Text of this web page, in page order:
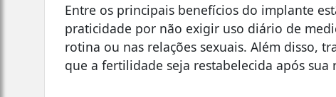
Entre os principais benefícios do implante
praticidade por não exigir uso diário de
rotina ou nas relações sexuais. Além disso,
que a fertilidade seja restabelecida após sua